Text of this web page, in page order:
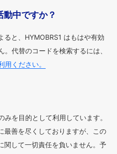
動中ですか？
ると、HYMOBRS1 はもはや有効
代替のコードを検索するには、
用ください。
を目的として利用しています。
最善を尽くしておりますが、この
関して一切責任を負いません。予